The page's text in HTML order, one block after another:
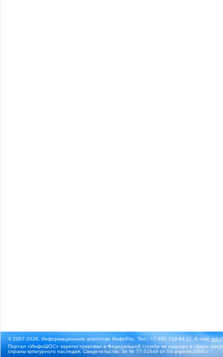
© 2007-2026, Информационное агентство ИнфоРос. Тел.: +7 495 718-84-11, E-mail:
Портал «ИнфоШОС» зарегистрирован в Федеральной службе по надзору в сфере
охраны культурного наследия. Свидетельство Эл № 77-31649 от 04 апреля 2008 г.